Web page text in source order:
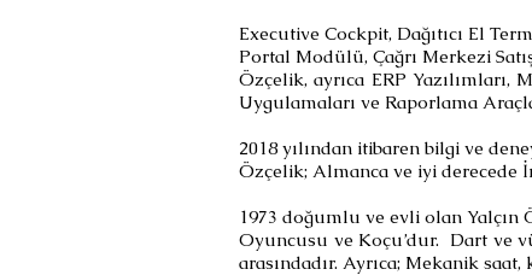
Executive Cockpit, Dağıtıcı El
Portal Modülü, Çağrı Merkezi
Özçelik, ayrıca ERP Yazılımları,
Uygulamaları ve Raporlama
2018 yılından itibaren bilgi ve
Özçelik; Almanca ve iyi derecede
1973 doğumlu ve evli olan Yalçın
Oyuncusu ve Koçu’dur. Dart ve
arasındadır. Ayrıca; Mekanik